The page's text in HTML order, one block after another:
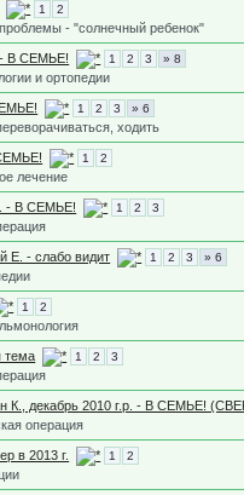
1 2
- "солнечный ребенок"
- В СЕМЬЕ! 1 2 3 » 8
и ортопедии
1 2 3 » 6
ходить
1 2
лечение
- В СЕМЬЕ! 1 2 3
Е. - слабо видит 1 2 3 » 6
1 2
тема 1 2 3
К., декабрь 2010 г.р. - В СЕМЬЕ!
операция
в 2013 г. 1 2